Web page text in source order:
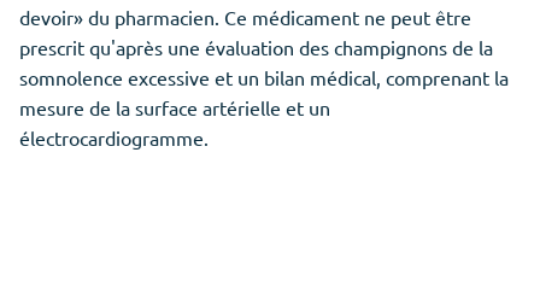
devoir» du pharmacien. Ce médicament ne peut être
prescrit qu'après une évaluation des champignons de la
somnolence excessive et un bilan médical, comprenant la
mesure de la surface artérielle et un
électrocardiogramme.